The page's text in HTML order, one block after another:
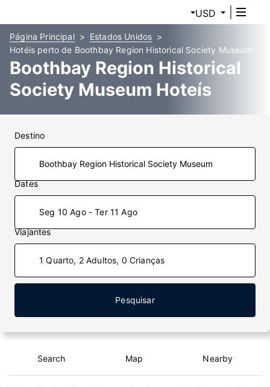
USD
Página Principal
Estados Unidos
Hotéis perto de Boothbay Region Historical Society Museum
Boothbay Region Historical
Society Museum Hoteís
Destino
Dates
Seg 10 Ago - Ter 11 Ago
Viajantes
1 Quarto, 2 Adultos, 0 Crianças
Pesquisar
Search Map Nearby